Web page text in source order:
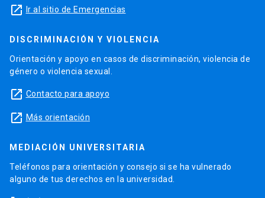
launch Ir al sitio de Emergencias
DISCRIMINACIÓN Y VIOLENCIA
Orientación y apoyo en casos de discriminación, violencia de
género o violencia sexual.
launch Contacto para apoyo
launch Más orientación
MEDIACIÓN UNIVERSITARIA
Teléfonos para orientación y consejo si se ha vulnerado
alguno de tus derechos en la universidad.